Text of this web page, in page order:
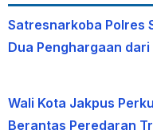
Satresnarkoba Polres
Dua Penghargaan dari
Wali Kota Jakpus
Berantas Peredaran